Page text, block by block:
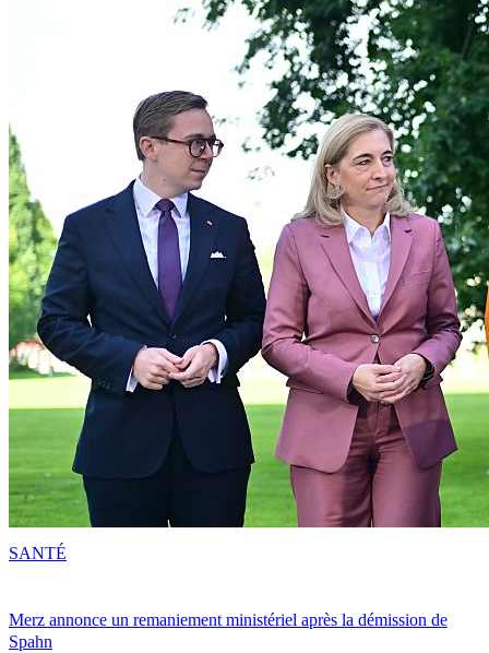
Merz annonce un remaniement ministériel après la démission de
Spahn
SANTÉ